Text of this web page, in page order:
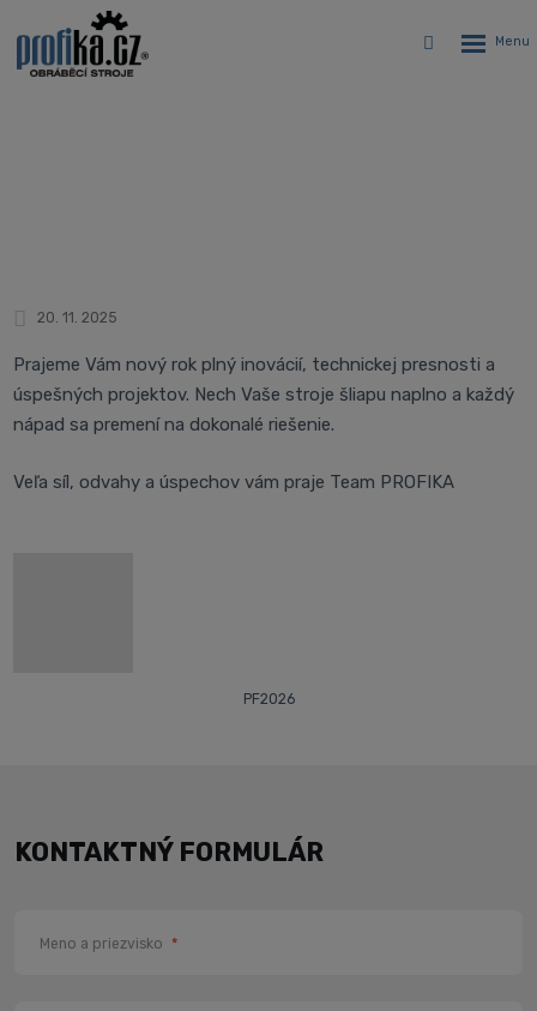
Vyhledávání
20. 11. 2025
Prajeme Vám nový rok plný inovácií, technickej presnosti a
úspešných projektov. Nech Vaše stroje šliapu naplno a každý
nápad sa premení na dokonalé riešenie.
Veľa síl, odvahy a úspechov vám praje Team PROFIKA
PF2026
KONTAKTNÝ FORMULÁR
Meno a priezvisko *